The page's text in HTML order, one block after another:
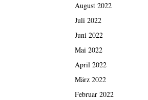
August 2022
Juli 2022
Juni 2022
Mai 2022
April 2022
März 2022
Februar 2022